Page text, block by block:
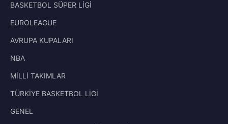
BASKETBOL SÜPER LİGİ
EUROLEAGUE
AVRUPA KUPALARI
NBA
MİLLİ TAKIMLAR
TÜRKİYE BASKETBOL LİGİ
GENEL